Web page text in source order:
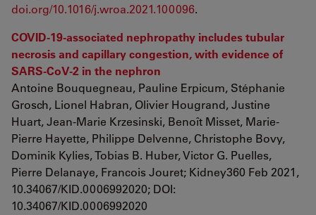
doi.org/10.1016/j.wroa.2021.100096.
COVID-19-associated nephropathy includes tubular
necrosis and capillary congestion, with evidence of
SARS-CoV-2 in the nephron
Antoine Bouquegneau, Pauline Erpicum, Stéphanie
Grosch, Lionel Habran, Olivier Hougrand, Justine
Huart, Jean-Marie Krzesinski, Benoît Misset, Marie-
Pierre Hayette, Philippe Delvenne, Christophe Bovy,
Dominik Kylies, Tobias B. Huber, Victor G. Puelles,
Pierre Delanaye, Francois Jouret; Kidney360 Feb 2021,
10.34067/KID.0006992020; DOI:
10.34067/KID.0006992020